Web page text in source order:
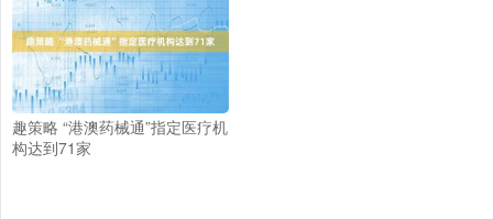
趣策略 “港澳药械通”指定医疗机
构达到71家